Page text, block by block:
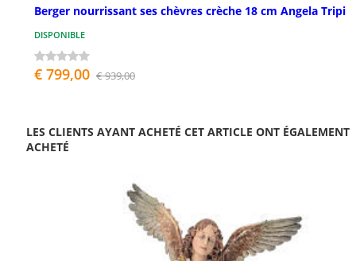
Berger nourrissant ses chèvres crèche 18 cm Angela Tripi
DISPONIBLE
€ 799,00 € 939,00
LES CLIENTS AYANT ACHETÉ CET ARTICLE ONT ÉGALEMENT
ACHETÉ